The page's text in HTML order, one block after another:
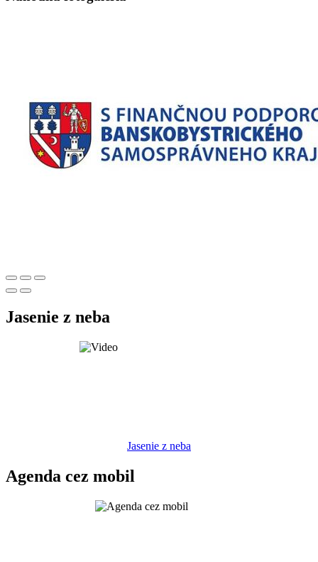
Jasenie z neba
Jasenie z neba
Agenda cez mobil